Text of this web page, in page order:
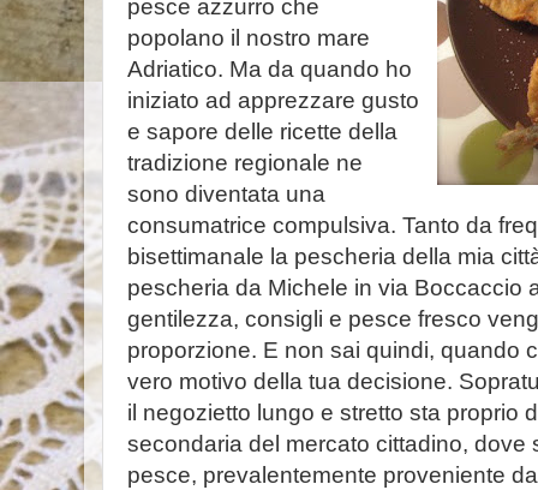
pesce azzurro che
popolano il nostro mare
Adriatico. Ma da quando ho
iniziato ad apprezzare gusto
e sapore delle ricette della
tradizione regionale ne
sono diventata una
consumatrice compulsiva. Tanto da
bisettimanale la pescheria della mia
pescheria da Michele in via Boccaccio
gentilezza, consigli e pesce fresco
proporzione. E non sai quindi, quando
vero motivo della tua decisione.
il negozietto lungo e stretto sta proprio
secondaria del mercato cittadino, dove
pesce, prevalentemente proveniente